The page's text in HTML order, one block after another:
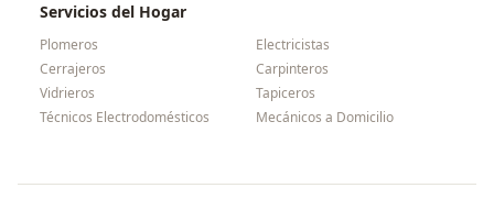
Servicios del Hogar
Plomeros
Electricistas
Cerrajeros
Carpinteros
Vidrieros
Tapiceros
Técnicos Electrodomésticos
Mecánicos a Domicilio